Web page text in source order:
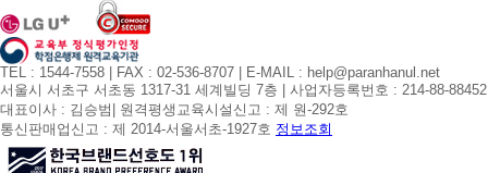
TEL : 1544-7558 | FAX : 02-536-8707 | E-MAIL : help@paranhanul.net
서울시 서초구 서초동 1317-31 세계빌딩 7층 | 사업자등록번호 : 214-88-88452
대표이사 : 김승범| 원격평생교육시설신고 : 제 원-292호
통신판매업신고 : 제 2014-서울서초-1927호 정보조회